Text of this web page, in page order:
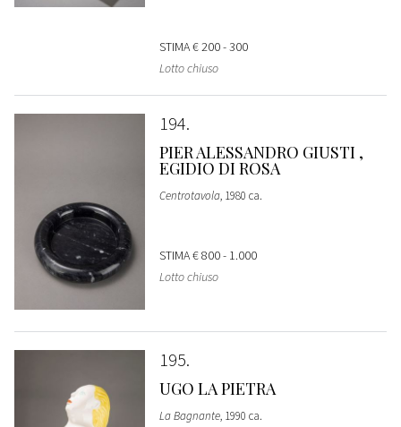
STIMA€ 200 - 300
Lotto chiuso
194
PIER ALESSANDRO GIUSTI ,
EGIDIO DI ROSA
Centrotavola, 1980 ca.
STIMA€ 800 - 1.000
Lotto chiuso
195
UGO LA PIETRA
La Bagnante, 1990 ca.